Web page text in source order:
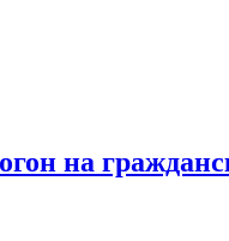
на